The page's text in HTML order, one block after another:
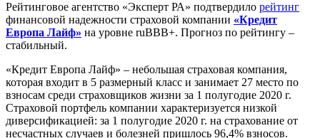
Рейтинговое агентство «Эксперт РА» подтвердило рейтинг
финансовой надежности страховой компании «Кредит
Европа Лайф» на уровне ruВВВ+. Прогноз по рейтингу –
стабильный.
«Кредит Европа Лайф» – небольшая страховая компания,
которая входит в 5 размерный класс и занимает 27 место по
взносам среди страховщиков жизни за 1 полугодие 2020 г.
Страховой портфель компании характеризуется низкой
диверсификацией: за 1 полугодие 2020 г. на страхование от
несчастных случаев и болезней пришлось 96,4% взносов.